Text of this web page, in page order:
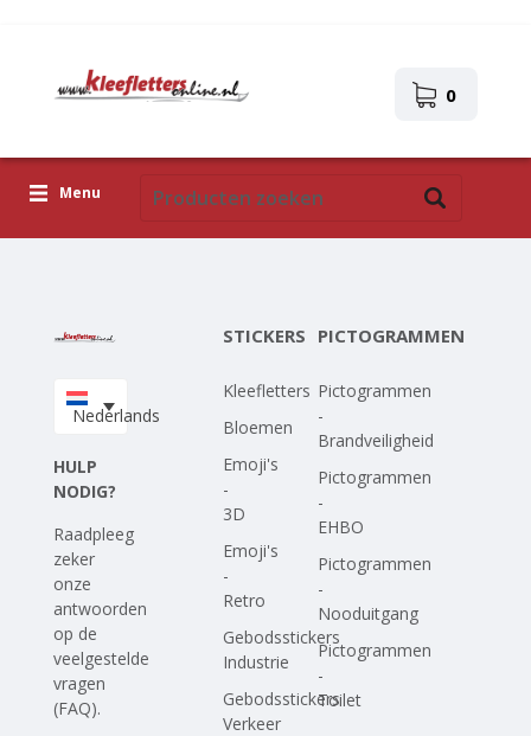
0
Menu
Upload je eigen ontwerp
Nederlands
HULP
NODIG?
Raadpleeg
zeker
onze
antwoorden
op de
veelgestelde
vragen
(FAQ).
STICKERS
Kleefletters
Bloemen
Emoji's
-
3D
Emoji's
-
Retro
Gebodsstickers
Industrie
Gebodsstickers
Verkeer
PICTOGRAMMEN
Pictogrammen
-
Brandveiligheid
Pictogrammen
-
EHBO
Pictogrammen
-
Nooduitgang
Pictogrammen
-
Toilet